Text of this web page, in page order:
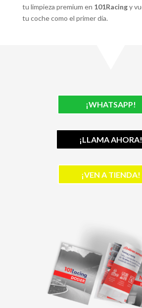
tu limpieza premium en 101Racingy
tu coche como el primer día.
¡WHATSAPP!
¡LLAMA AHORA!
¡VEN A TIENDA!